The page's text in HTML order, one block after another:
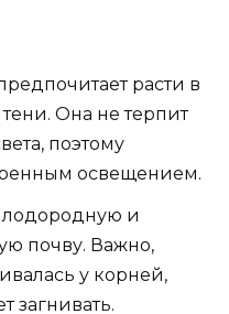
расти в
Она не терпит
поэтому
освещением.
и
почву. Важно,
у корней,
загнивать.